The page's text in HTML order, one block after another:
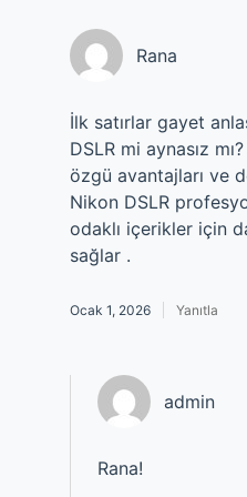
Rana
İlk satırlar gayet
DSLR mi aynasız
özgü avantajları ve
Nikon DSLR
odaklı içerikler için
sağlar .
Ocak 1, 2026 Yanıtla
admin
Rana!